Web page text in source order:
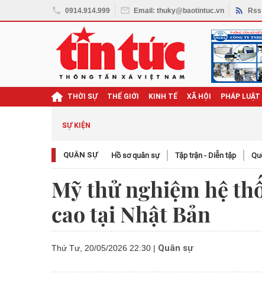
0914.914.999 Email: thuky@baotintuc.vn Rss
THỜI SỰ THẾ GIỚI KINH TẾ XÃ HỘI PHÁP LUẬT
SỰ KIỆN
QUÂN SỰ Hồ sơ quân sự Tập trận - Diễn tập
Mỹ thử nghiệm hệ
cao tại Nhật Bản
Thứ Tư, 20/05/2026 22:30 | Quân sự